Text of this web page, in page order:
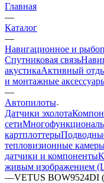
Главная
—
Каталог
—
Навигационное и
Спутниковая связь
акустикаАктивный
и монтажные
—
Автопилоты
Датчики эхолота
сети
картплоттеры
тепловизионные
датчики и компоненты
живым изображением
—VETUS BOW9524DI